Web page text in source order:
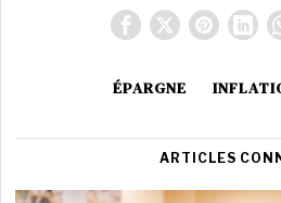
ÉPARGNE
ARTICLES